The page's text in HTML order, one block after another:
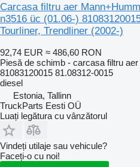
Carcasa filtru aer
n3516 üc (01.06-)
Tourliner, Trendliner (2002-)
92,74 EUR ≈ 486,60 RON
Piesă de schimb - carcasa filtru aer
81083120015 81.08312-0015
diesel
Estonia, Tallinn
TruckParts Eesti OÜ
Luați legătura cu vânzătorul
Vindeți utilaje sau vehicule?
Faceți-o cu noi!